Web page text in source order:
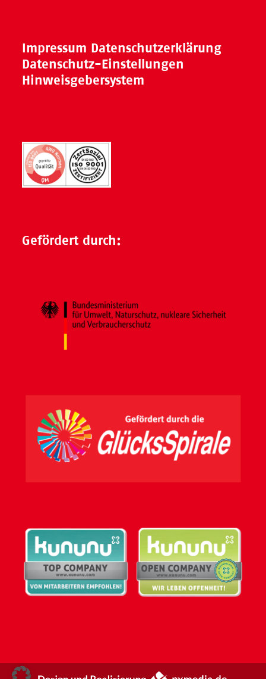
Impressum Datenschutzerklärung
Datenschutz-Einstellungen
Hinweisgebersystem
Gefördert durch: